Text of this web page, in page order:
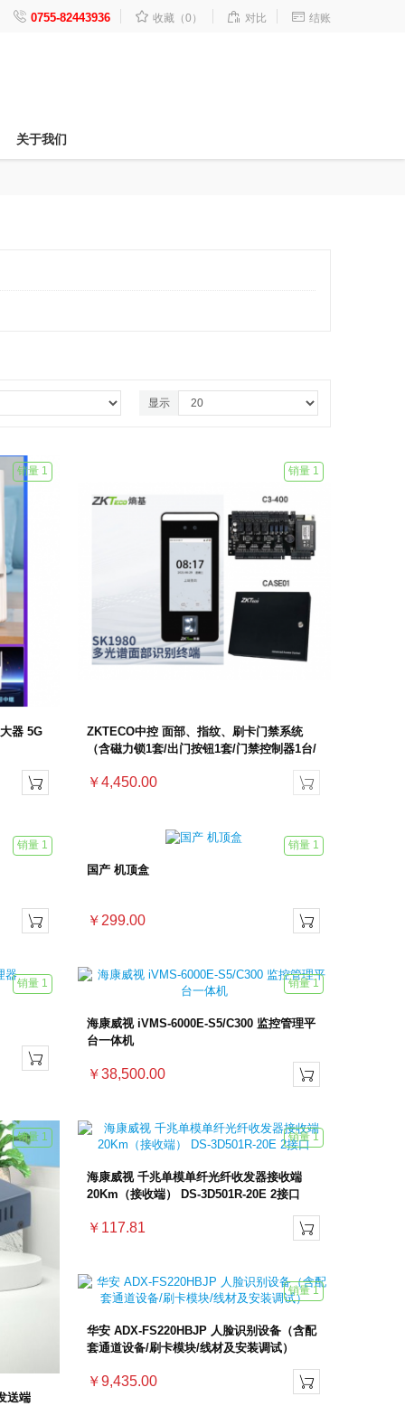
 0755-82443936  收藏（0）  对比  结账
关于我们
显示
销量 1
器 5G

销量 1
ZKTECO中控 面部、指纹、刷卡门禁系统
（含磁力锁1套/出门按钮1套/门禁控制器1台/
线遥控1套）
￥4,450.00 
销量 1

销量 1
国产 机顶盒
￥299.00 
销量 1

销量 1
海康威视 iVMS-6000E-S5/C300 监控管理平
台一体机
￥38,500.00 
销量 1
送端
销量 1
海康威视 千兆单模单纤光纤收发器接收端
20Km（接收端） DS-3D501R-20E 2接口
￥117.81 
销量 1
华安 ADX-FS220HBJP 人脸识别设备（含配
套通道设备/刷卡模块/线材及安装调试）
￥9,435.00 